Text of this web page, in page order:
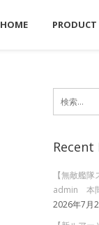
HOME PRODUCT
索:
Recent
【無敵艦
admin 本
2026年7月